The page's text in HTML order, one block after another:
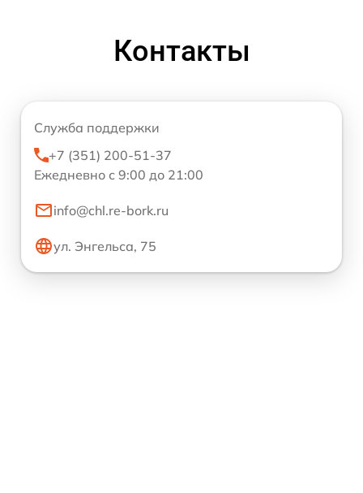
Контакты
Служба поддержки
+7 (351) 200-51-37
Ежедневно с 9:00 до 21:00
info@chl.re-bork.ru
ул. Энгельса, 75